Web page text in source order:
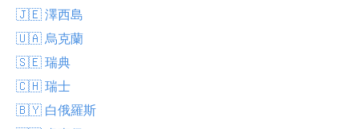
🇯🇪 澤西島
🇺🇦 烏克蘭
🇸🇪 瑞典
🇨🇭 瑞士
🇧🇾 白俄羅斯